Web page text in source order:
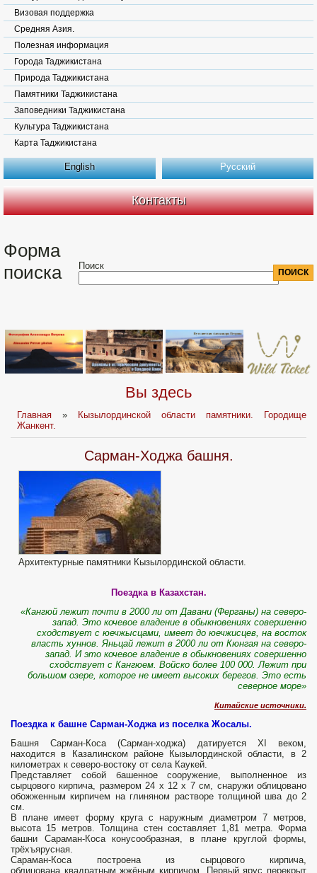
Визовая поддержка
Средняя Азия.
Полезная информация
Города Таджикистана
Природа Таджикистана
Памятники Таджикистана
Заповедники Таджикистана
Культура Таджикистана
Карта Таджикистана
English Русский
Контакты
Форма
поиска
Поиск
Вы здесь
Главная »
Кызылординской области памятники. Городище
Жанкент.
Сарман-Ходжа башня.
Архитектурные памятники Кызылординской области.
Поездка в Казахстан.
«Кангюй лежит почти в 2000 ли от Давани (Ферганы) на северо-
запад. Это кочевое владение в обыкновениях совершенно
сходствует с юечжысцами, имеет до юечжисцев, на восток
власть хуннов. Яньцай лежит в 2000 ли от Кюнгая на северо-
запад. И это кочевое владение в обыкновениях совершенно
сходствует с Кангюем. Войско более 100 000. Лежит при
большом озере, которое не имеет высоких берегов. Это есть
северное море»
Китайские источники.
Поездка к башне Сарман-Ходжа из поселка Жосалы.
Башня Сарман-Коса (Сарман-ходжа) датируется XI веком,
находится в Казалинском районе Кызылординской области, в 2
километрах к северо-востоку от села Каукей.
Представляет собой башенное сооружение, выполненное из
сырцового кирпича, размером 24 х 12 x 7 см, снаружи облицовано
обожженным кирпичем на глиняном растворе толщиной шва до 2
см.
В плане имеет форму круга с наружным диаметром 7 метров,
высота 15 метров. Толщина стен составляет 1,81 метра. Форма
башни Сараман-Коса конусообразная, в плане круглой формы,
трёхъярусная.
Сараман-Коса построена из сырцового кирпича,
облицована квадратным жжёным кирпичом. Первый ярус перекрыт